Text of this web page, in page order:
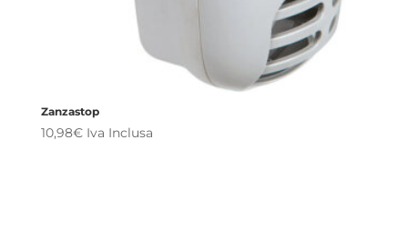
Zanzastop
10,98€ Iva Inclusa